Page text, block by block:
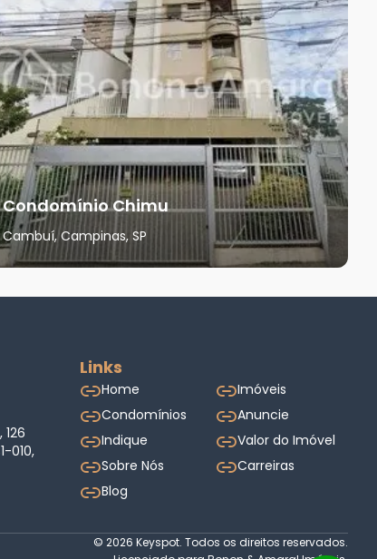
Condomínio Chimu
Cambuí, Campinas, SP
010,
Links
Home
Imóveis
Condomínios
Anuncie
Indique
Valor do Imóvel
Sobre Nós
Carreiras
Blog
© 2026 Keyspot. Todos os direitos reservados.